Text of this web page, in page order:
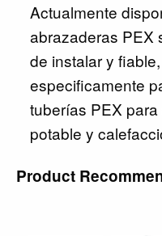
Actualmente
abrazaderas PEX
de instalar y
especificamente
tuberías PEX
potable y
Product